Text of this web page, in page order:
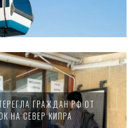
ГРАЖДАН РФ ОТ
НА СЕВЕР КИПРА